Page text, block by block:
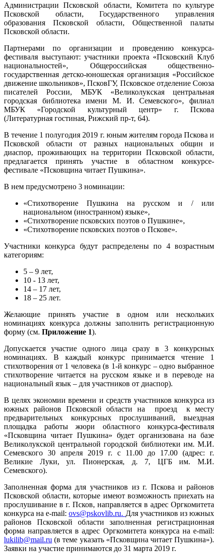
Администрации Псковской области, Комитета по культуре
Псковской области, Государственного управления
образования Псковской области, Общественной палаты
Псковской области.
Партнерами по организации и проведению конкурса-
фестиваля выступают: участники проекта «Псковский Клуб
национальностей», Общероссийская общественно-
государственная детско-юношеская организация «Российское
движение школьников», ПсковГУ, Псковское отделение Союза
писателей России, МБУК «Великолукская центральная
городская библиотека имени М. И. Семевского», филиал
МБУК «Городской культурный центр» г. Пскова
(Литературная гостиная, Рижский пр-т, 64).
В течение 1 полугодия 2019 г. юным жителям города Пскова и
Псковской области от разных национальных общин и
диаспор, проживающих на территории Псковской области,
предлагается принять участие в областном конкурсе-
фестивале «Псковщина читает Пушкина».
В нем предусмотрено 3 номинации:
«Стихотворение Пушкина на русском и / или
национальном (иностранном) языке»,
«Стихотворение псковских поэтов о Пушкине»,
«Стихотворение псковских поэтов о Пскове».
Участники конкурса будут распределены по 4 возрастным
категориям:
5 – 9 лет,
10 - 13 лет,
14 – 17 лет,
18 – 25 лет.
Желающие принять участие в одном или нескольких
номинациях конкурса должны заполнить регистрационную
форму (см. Приложение 1).
Допускается участие одного лица сразу в 3 конкурсных
номинациях. В каждый конкурс принимается чтение 1
стихотворения от 1 человека (в 1-й конкурс – одно выбранное
стихотворение читается на русском языке и в переводе на
национальный язык – для участников от диаспор).
В целях экономии времени и средств участников конкурса из
южных районов Псковской области на проезд к месту
предварительных конкурсных прослушиваний, выездная
площадка работы жюри областного конкурса-фестиваля
«Псковщина читает Пушкина» будет организована на базе
Великолукской центральной городской библиотеки им. М.И.
Семевского 30 апреля 2019 г. с 11.00 до 17.00 (адрес: г.
Великие Луки, ул. Пионерская, д. 7, ЦГБ им. М.И.
Семевского).
Заполненная форма для участников из г. Пскова и районов
Псковской области, которые имеют возможность приехать на
прослушивание в г. Псков, направляется в адрес Оргкомитета
конкурса на e-mail:ovs@pskovlib.ru. Для участников из южных
районов Псковской области заполненная регистрационная
форма направляется в адрес Оргкомитета конкурса на e-mail:
lukilib@mail.ru (в теме указать «Псковщина читает Пушкина»).
Заявки на участие принимаются до 31 марта 2019 г.